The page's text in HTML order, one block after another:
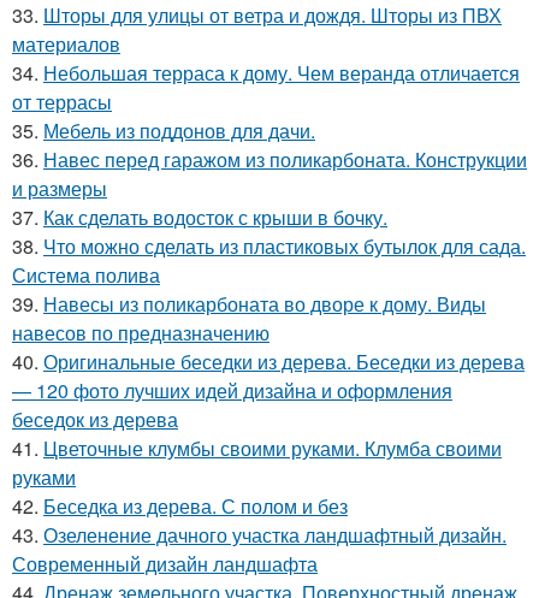
33. Шторы для улицы от ветра и дождя. Шторы из ПВХ
материалов
34. Небольшая терраса к дому. Чем веранда отличается
от террасы
35. Мебель из поддонов для дачи.
36. Навес перед гаражом из поликарбоната. Конструкции
и размеры
37. Как сделать водосток с крыши в бочку.
38. Что можно сделать из пластиковых бутылок для сада.
Система полива
39. Навесы из поликарбоната во дворе к дому. Виды
навесов по предназначению
40. Оригинальные беседки из дерева. Беседки из дерева
— 120 фото лучших идей дизайна и оформления
беседок из дерева
41. Цветочные клумбы своими руками. Клумба своими
руками
42. Беседка из дерева. С полом и без
43. Озеленение дачного участка ландшафтный дизайн.
Современный дизайн ландшафта